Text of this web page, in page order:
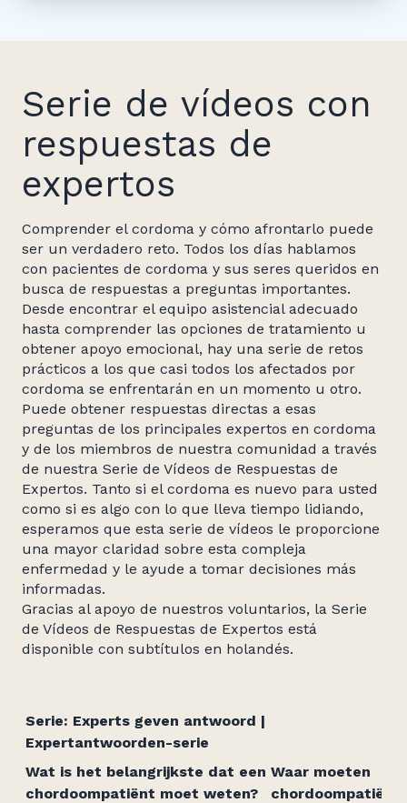
Serie de vídeos con
respuestas de
expertos
Comprender el cordoma y cómo afrontarlo puede
ser un verdadero reto. Todos los días hablamos
con pacientes de cordoma y sus seres queridos en
busca de respuestas a preguntas importantes.
Desde encontrar el equipo asistencial adecuado
hasta comprender las opciones de tratamiento u
obtener apoyo emocional, hay una serie de retos
prácticos a los que casi todos los afectados por
cordoma se enfrentarán en un momento u otro.
Puede obtener respuestas directas a esas
preguntas de los principales expertos en cordoma
y de los miembros de nuestra comunidad a través
de nuestra Serie de Vídeos de Respuestas de
Expertos. Tanto si el cordoma es nuevo para usted
como si es algo con lo que lleva tiempo lidiando,
esperamos que esta serie de vídeos le proporcione
una mayor claridad sobre esta compleja
enfermedad y le ayude a tomar decisiones más
informadas.
Gracias al apoyo de nuestros voluntarios, la Serie
de Vídeos de Respuestas de Expertos está
disponible con subtítulos en holandés.
Serie: Experts geven antwoord |
Expertantwoorden-serie
Wat is het belangrijkste dat een
chordoompatiënt moet weten?
Waar moeten